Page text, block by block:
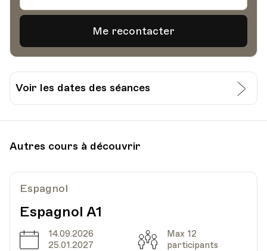
Voir les dates des séances
Escaliers du Marché 25, Lausanne
Date
Autres cours à découvrir
Espagnol
Espagnol A1
Date
14.09.2026
25.01.2027
Capacité
Max 12
participants